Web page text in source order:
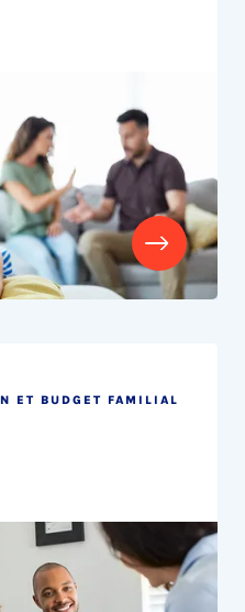
ET BUDGET FAMILIAL